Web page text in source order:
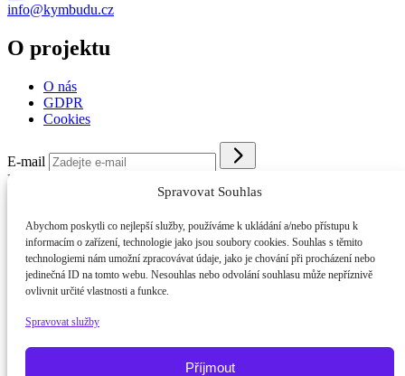
Spravovat Souhlas
Abychom poskytli co nejlepší služby, používáme k ukládání a/nebo přístupu k
informacím o zařízení, technologie jako jsou soubory cookies. Souhlas s těmito
technologiemi nám umožní zpracovávat údaje, jako je chování při procházení nebo
jedinečná ID na tomto webu. Nesouhlas nebo odvolání souhlasu může nepříznivě
ovlivnit určité vlastnosti a funkce.
Spravovat služby
Příjmout
info@kymbudu.cz
O projektu
O nás
GDPR
Cookies
E-mail
Kým budu 2026